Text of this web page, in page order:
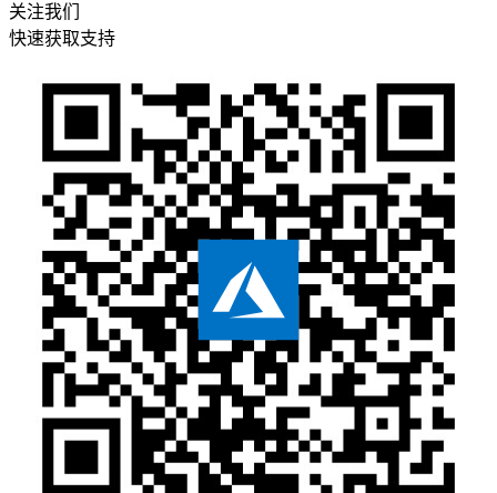
关注我们
快速获取支持